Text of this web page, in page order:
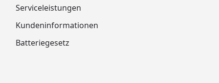
Serviceleistungen
Kundeninformationen
Batteriegesetz